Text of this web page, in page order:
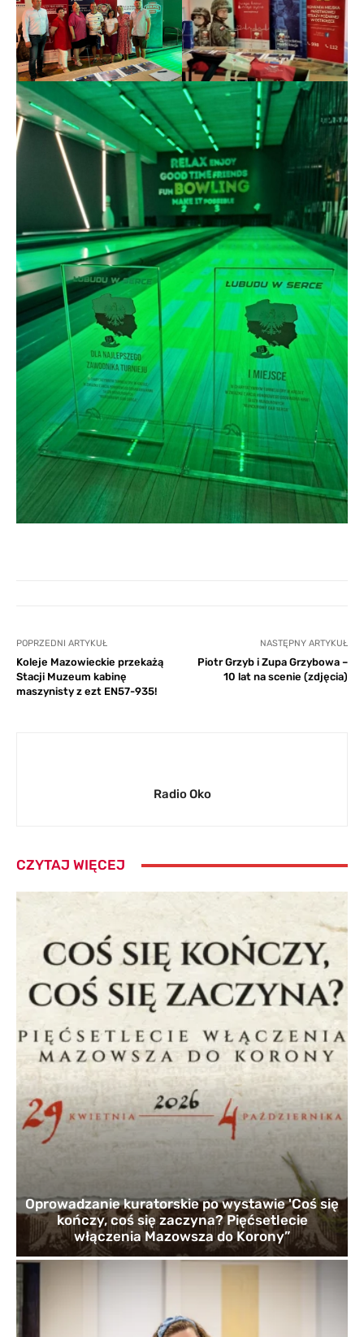
POPRZEDNI ARTYKUŁ
Koleje Mazowieckie przekażą
Stacji Muzeum kabinę
maszynisty z ezt EN57-935!
NASTĘPNY ARTYKUŁ
Piotr Grzyb i Zupa Grzybowa –
10 lat na scenie (zdjęcia)
Radio Oko
CZYTAJ WIĘCEJ
Oprowadzanie kuratorskie po wystawie 'Coś się
kończy, coś się zaczyna? Pięćsetlecie
włączenia Mazowsza do Korony”